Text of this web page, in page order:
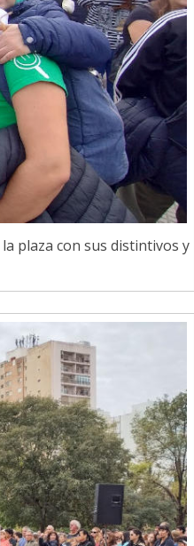
plaza con sus distintivos y